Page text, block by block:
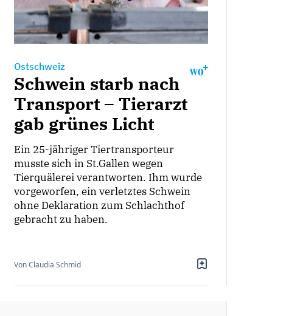
Ostschweiz
Schwein starb nach
Transport – Tierarzt
gab grünes Licht
Ein 25-jähriger Tiertransporteur
musste sich in St.Gallen wegen
Tierquälerei verantworten. Ihm wurde
vorgeworfen, ein verletztes Schwein
ohne Deklaration zum Schlachthof
gebracht zu haben.
Von Claudia Schmid